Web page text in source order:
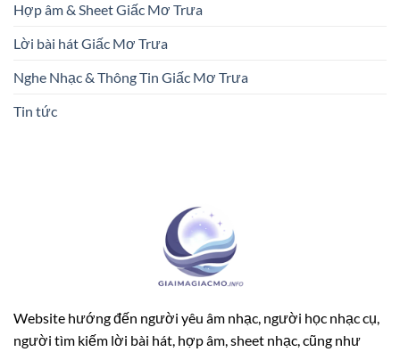
Hợp âm & Sheet Giấc Mơ Trưa
Lời bài hát Giấc Mơ Trưa
Nghe Nhạc & Thông Tin Giấc Mơ Trưa
Tin tức
Website hướng đến người yêu âm nhạc, người học nhạc cụ,
người tìm kiếm lời bài hát, hợp âm, sheet nhạc, cũng như